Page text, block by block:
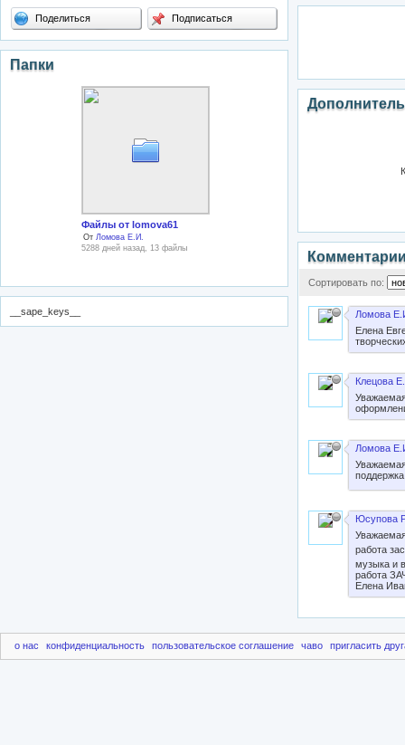
Поделиться Подписаться
Папки
Файлы от lomova61
От Ломова Е.И.
5288 дней назад, 13 файлы
__sape_keys__
Сортировать по:
Ломова
Елена
Клецова
Ломова
Юсупова
работа
музыка и
работа
Елена
о нас конфиденциальность пользовательское соглашение чаво пригласить